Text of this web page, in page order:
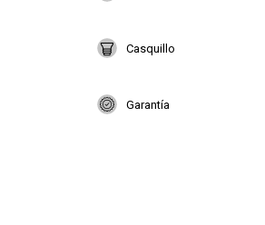
Casquillo
Garantía